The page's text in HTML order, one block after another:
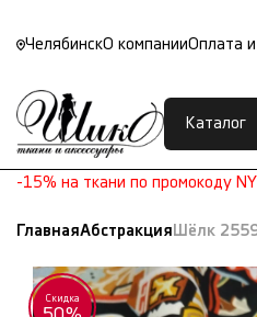
ЧелябинскО компанииОплата
Каталог
-15% на ткани по промокоду
ГлавнаяАбстракция Шёлк
Скидка